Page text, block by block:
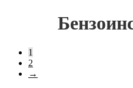
1
2
→